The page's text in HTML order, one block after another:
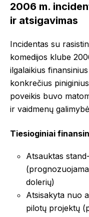
2006 m.
ir atsigavimas
Incidentas su
komedijos klube
ilgalaikius
konkrečius
poveikis buvo
ir vaidmenų
Tiesioginiai
Atsauktas
dolerių)
Atsisakyta nuo
pilotų projektų